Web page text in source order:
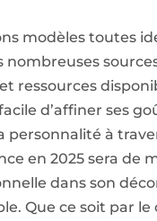
modèles toutes
nombreuses
ressources
d’affiner ses
personnalité à
en 2025 sera de
dans son
Que ce soit par le